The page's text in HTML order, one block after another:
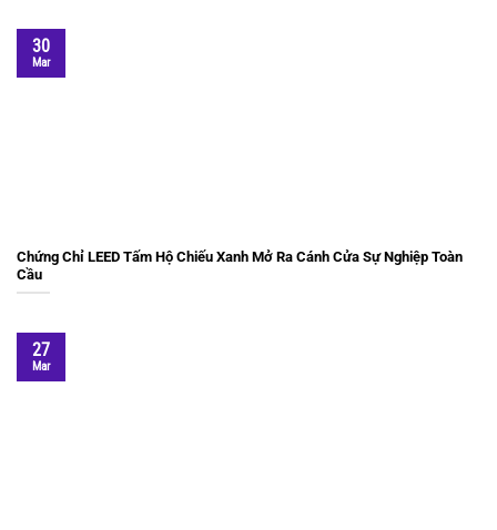
Chứng Chỉ LEED Tấm Hộ Chiếu Xanh Mở Ra Cánh Cửa Sự Nghiệp Toàn
Cầu
30
Mar
27
Mar